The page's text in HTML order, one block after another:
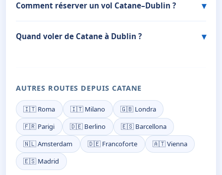
Comment réserver un vol Catane–Dublin ?
Quand voler de Catane à Dublin ?
AUTRES ROUTES DEPUIS CATANE
🇮🇹 Roma 🇮🇹 Milano
🇬🇧 Londra
🇫🇷 Parigi
🇩🇪 Berlino
🇪🇸 Barcellona
🇳🇱 Amsterdam
🇩🇪 Francoforte
🇦🇹 Vienna
🇪🇸 Madrid